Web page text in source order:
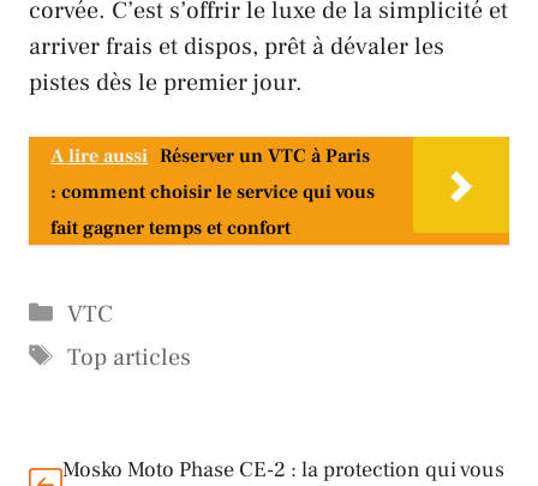
corvée. C’est s’offrir le luxe de la simplicité et
arriver frais et dispos, prêt à dévaler les
pistes dès le premier jour.
A lire aussi Réserver un VTC à Paris
: comment choisir le service qui vous
fait gagner temps et confort
Catégories
VTC
Étiquettes
Top articles
Mosko Moto Phase CE-2 : la protection qui vous